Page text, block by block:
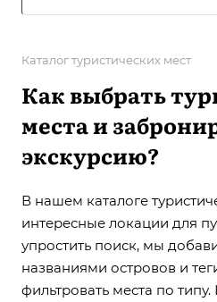
Каталог туристических мест
Как выбрать
места и
экскурсию?
В нашем каталоге
интересные локации для
упростить поиск, мы
названиями островов и
фильтровать места по